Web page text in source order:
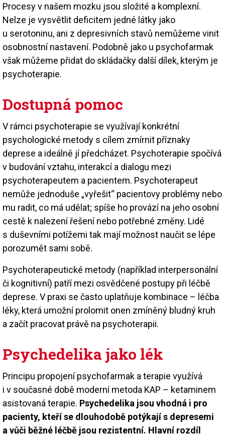
Procesy v našem mozku jsou složité a komplexní.
Nelze je vysvětlit deficitem jedné látky jako
u serotoninu, ani z depresivních stavů nemůžeme vinit
osobnostní nastavení. Podobně jako u psychofarmak
však můžeme přidat do skládačky další dílek, kterým je
psychoterapie.
Dostupná pomoc
V rámci psychoterapie se využívají konkrétní
psychologické metody s cílem zmírnit příznaky
deprese a ideálně jí předcházet. Psychoterapie spočívá
v budování vztahu, interakcí a dialogu mezi
psychoterapeutem a pacientem. Psychoterapeut
nemůže jednoduše „vyřešit“ pacientovy problémy nebo
mu radit, co má udělat; spíše ho provází na jeho osobní
cestě k nalezení řešení nebo potřebné změny. Lidé
s duševními potížemi tak mají možnost naučit se lépe
porozumět sami sobě.
Psychoterapeutické metody (například interpersonální
či kognitivní) patří mezi osvědčené postupy při léčbě
deprese. V praxi se často uplatňuje kombinace – léčba
léky, která umožní prolomit onen zmíněný bludný kruh
a začít pracovat právě na psychoterapii.
Psychedelika jako lék
Principu propojení psychofarmak a terapie využívá
i v současné době moderní metoda KAP – ketaminem
asistovaná terapie. Psychedelika jsou vhodná i pro
pacienty, kteří se dlouhodobě potýkají s depresemi
a vůči běžné léčbě jsou rezistentní. Hlavní rozdíl